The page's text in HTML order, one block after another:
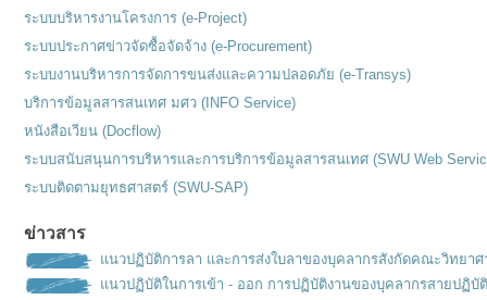
ระบบบริหารงานโครงการ (e-Project)
ระบบประกาศข่าวจัดซื้อจัดจ้าง (e-Procurement)
ระบบงานบริหารการจัดการขนส่งและความปลอดภัย (e-Transys)
บริการข้อมูลสารสนเทศ มศว (INFO Service)
หนังสือเวียน (Docflow)
ระบบสนับสนุนการบริหารและการบริการข้อมูลสารสนเทศ (SWU Web
ระบบติดตามยุทธศาสตร์ (SWU-SAP)
ข่าวสาร
แนวปฏิบัติการลา และการส่งใบลาของบุคลากรสังกัดคณะวิทยาศ
แนวปฏิบัติในการเข้า - ออก การปฏิบัติงานของบุคลากรสายปฏิบั